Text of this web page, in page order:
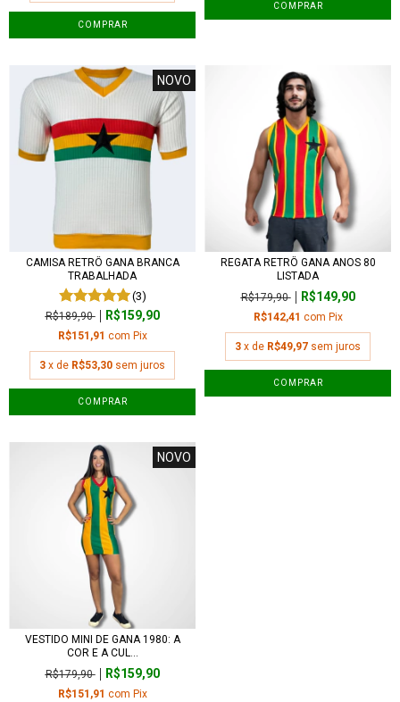
COMPRAR
COMPRAR
NOVO
CAMISA RETRÔ GANA BRANCA
TRABALHADA
(3)
R$189,90 R$159,90
R$151,91 com Pix
3 x de R$53,30 sem juros
COMPRAR
REGATA RETRÔ GANA ANOS 80
LISTADA
R$179,90
R$149,90
R$142,41 com Pix
3 x de R$49,97 sem juros
COMPRAR
NOVO
VESTIDO MINI DE GANA 1980: A
COR E A CUL...
R$179,90
R$159,90
R$151,91 com Pix